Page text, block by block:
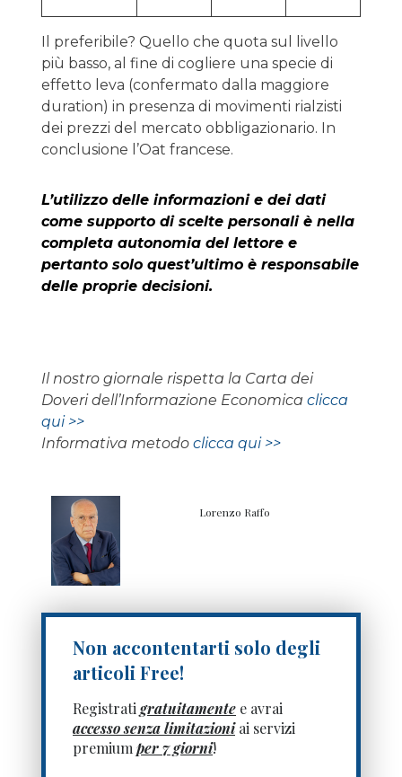
Il preferibile? Quello che quota sul livello
più basso, al fine di cogliere una specie di
effetto leva (confermato dalla maggiore
duration) in presenza di movimenti rialzisti
dei prezzi del mercato obbligazionario. In
conclusione l’Oat francese.
L’utilizzo delle informazioni e dei dati
come supporto di scelte personali è nella
completa autonomia del lettore e
pertanto solo quest’ultimo è responsabile
delle proprie decisioni.
Il nostro giornale rispetta la Carta dei
Doveri dell’Informazione Economica clicca
qui >>
Informativa metodo clicca qui >>
Lorenzo Raffo
Non accontentarti solo degli
articoli Free!
Registrati gratuitamente e avrai
accesso senza limitazioniai servizi
premium per 7 giorni!